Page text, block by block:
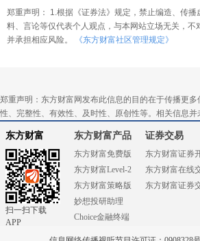
郑重声明： 1.根据《证券法》规定，禁止编造、传
料、言论等仅代表个人观点，与本网站立场无关，
并承担相应风险。
《东方财富社区管理规定》
郑重声明：东方财富网发布此信息的目的在于传播更
性、完整性、有效性、及时性、原创性等。相关信息
东方财富
扫一扫下载
APP
东方财富产品
东方财富免费版
东方财富Level-2
东方财富策略版
妙想投研助理
Choice金融终端
证券交易
东方财富证券
东方财富在线
东方财富证券